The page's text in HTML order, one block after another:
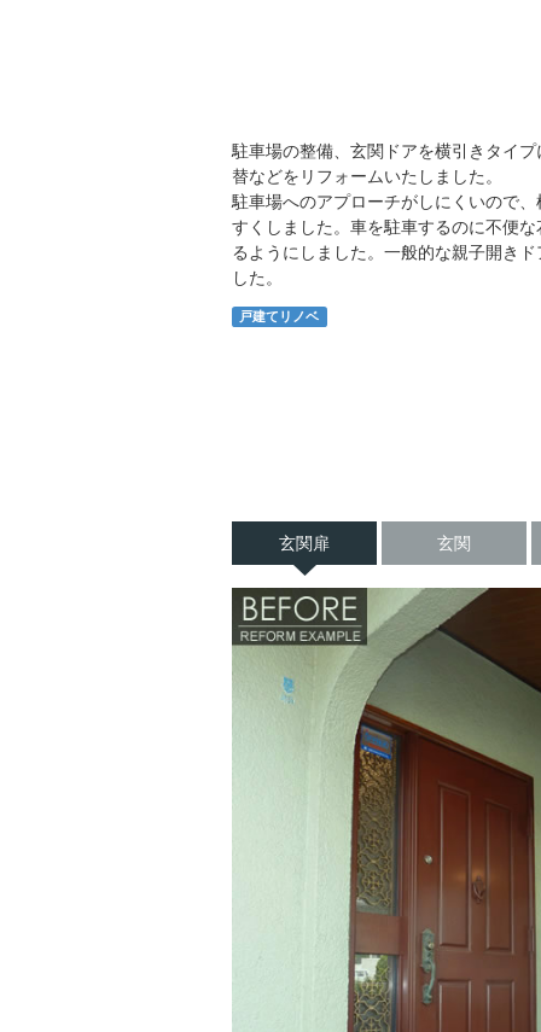
駐車場の整備、玄関ドアを横引きタイ
替などをリフォームいたしました。
駐車場へのアプローチがしにくいので
すくしました。車を駐車するのに不便
るようにしました。一般的な親子開き
した。
戸建てリノベ
玄関扉 玄関